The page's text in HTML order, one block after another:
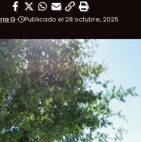
G Publicado el 28 octubre, 2025